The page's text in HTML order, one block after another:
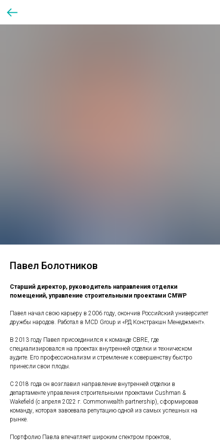
Павел Болотников
Старший директор, руководитель направления отделки
помещений, управление строительными проектами CMWP
Павел начал свою карьеру в 2006 году, окончив Российский университет
дружбы народов. Работал в MCD Group и «РД Констракшн Менеджмент».
В 2013 году Павел присоединился к команде CBRE, где
специализировался на проектах внутренней отделки и техническом
аудите. Его профессионализм и стремление к совершенству быстро
принесли свои плоды.
С 2018 года он возглавил направление внутренней отделки в
департаменте управления строительными проектами Cushman &
Wakefield (c апреля 2022 г. Commonwealth partnership), сформировав
команду, которая завоевала репутацию одной из самых успешных на
рынке.
Портфолио Павла впечатляет широким спектром проектов,